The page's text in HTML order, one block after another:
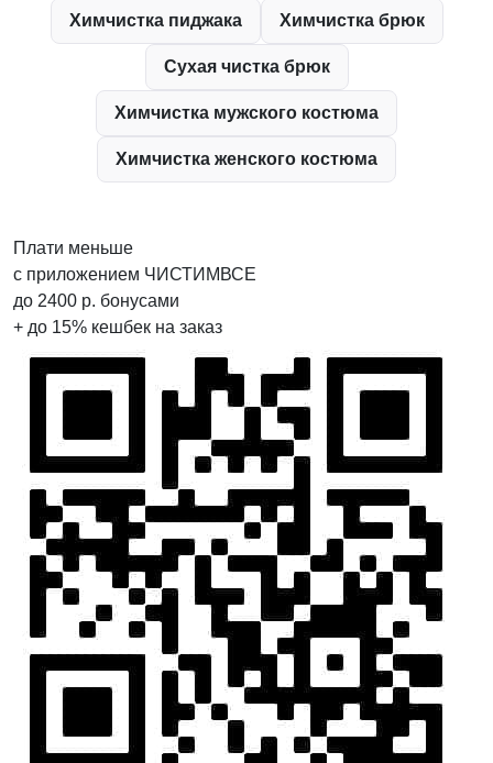
Химчистка пиджака Химчистка брюк
Сухая чистка брюк
Химчистка мужского костюма
Химчистка женского костюма
Плати меньше
с приложением ЧИСТИМВСЕ
до 2400 р. бонусами
+ до 15% кешбек на заказ